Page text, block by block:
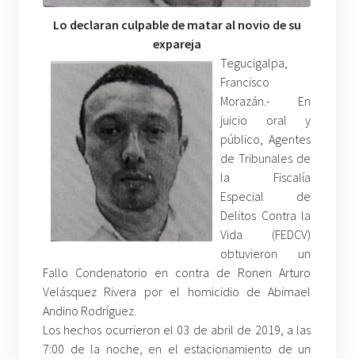
Lo declaran culpable de matar al novio de su
expareja
Tegucigalpa,
Francisco
Morazán.- En
juicio oral y
público, Agentes
de Tribunales de
la Fiscalía
Especial de
Delitos Contra la
Vida (FEDCV)
obtuvieron un
Fallo Condenatorio en contra de Ronen Arturo
Velásquez Rivera por el homicidio de Abimael
Andino Rodríguez.
Los hechos ocurrieron el 03 de abril de 2019, a las
7:00 de la noche, en el estacionamiento de un